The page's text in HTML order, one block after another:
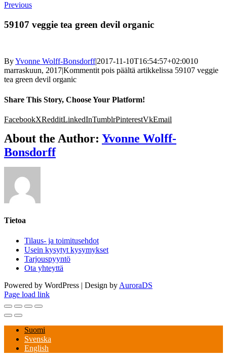
Previous
59107 veggie tea green devil organic
ByYvonne Wolff-Bonsdorff|2017-11-10T16:54:57+02:0010
marraskuun, 2017|Kommentit pois päältä artikkelissa 59107 veggie
tea green devil organic
Share This Story, Choose Your Platform!
FacebookXRedditLinkedInTumblrPinterestVkEmail
About the Author: Yvonne Wolff-
Bonsdorff
Tietoa
Tilaus- ja toimitusehdot
Usein kysytyt kysymykset
Tarjouspyyntö
Ota yhteyttä
Powered by WordPress | Design by AuroraDS
Page load link
Suomi
Svenska
English